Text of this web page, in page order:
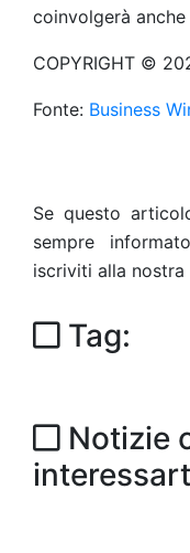
coinvolgerà anche
COPYRIGHT ©
Fonte: Business
Se questo
sempre
iscriviti alla nostra
Tag:
Notizie